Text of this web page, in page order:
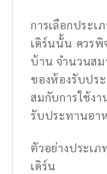
การเลือกประเ
เดิร์นนั้น ควรพิ
บ้าน จำนวนส
ของห้องรับปร
สมกับการใช้ง
รับประทานอา
ตัวอย่างประเ
เดิร์น